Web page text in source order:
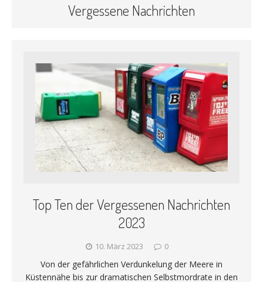
Vergessene Nachrichten
Top Ten der Vergessenen Nachrichten
2023
10. März 2023 0
Von der gefährlichen Verdunkelung der Meere in
Küstennähe bis zur dramatischen Selbstmordrate in den